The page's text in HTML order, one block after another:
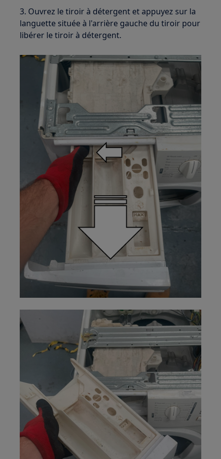
3. Ouvrez le tiroir à détergent et appuyez sur la
languette située à l'arrière gauche du tiroir pour
libérer le tiroir à détergent.